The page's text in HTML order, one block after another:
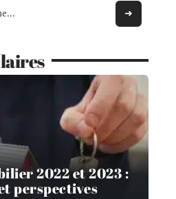
2022 et 2023 :
perspectives